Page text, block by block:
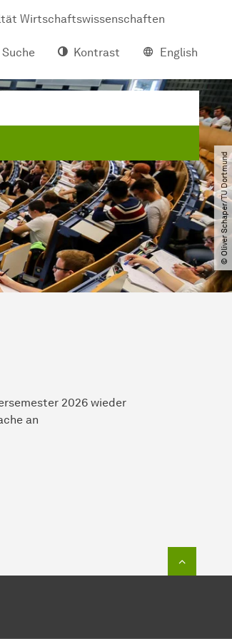
Wirtschaftswissenschaften
Suche
Kontrast English
© Oliver Schaper​/​TU Dortmund
2026 wieder
an